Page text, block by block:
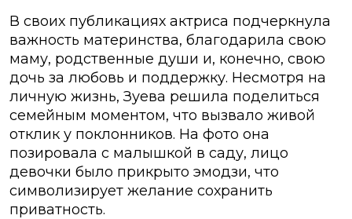
В своих публикациях актриса подчеркнула
важность материнства, благодарила свою
маму, родственные души и, конечно, свою
дочь за любовь и поддержку. Несмотря на
личную жизнь, Зуева решила поделиться
семейным моментом, что вызвало живой
отклик у поклонников. На фото она
позировала с малышкой в саду, лицо
девочки было прикрыто эмодзи, что
символизирует желание сохранить
приватность.